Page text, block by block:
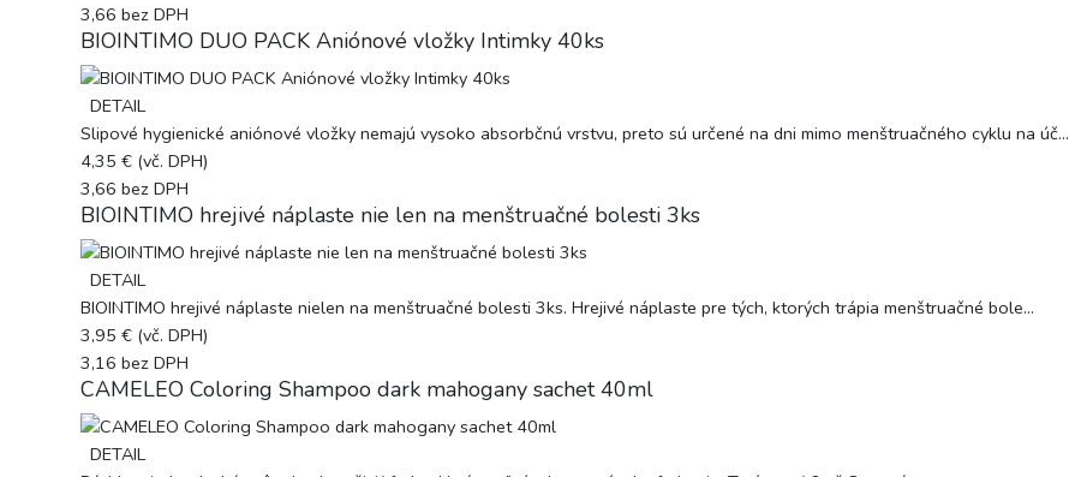
3,66 bez DPH
BIOINTIMO DUO PACK Aniónové vložky Intimky 40ks
DETAIL
Slipové hygienické aniónové vložky nemajú vysoko absorbčnú vrstvu, preto sú určené na dni mimo menštruačného cyklu na úč...
4,35 € (vč. DPH)
3,66 bez DPH
BIOINTIMO hrejivé náplaste nie len na menštruačné bolesti 3ks
DETAIL
BIOINTIMO hrejivé náplaste nielen na menštruačné bolesti 3ks. Hrejivé náplaste pre tých, ktorých trápia menštruačné bole...
3,95 € (vč. DPH)
3,16 bez DPH
CAMELEO Coloring Shampoo dark mahogany sachet 40ml
DETAIL